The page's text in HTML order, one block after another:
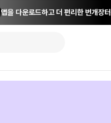
앱을 다운로드하고 더 편리한 번개장